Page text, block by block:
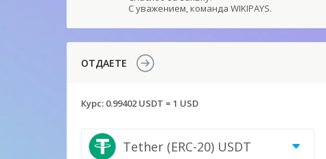
С уважением, команда WIKIPAYS.
ОТДАЕТЕ
Курс: 0.99402 USDT = 1 USD
Tether (ERC-20) USDT